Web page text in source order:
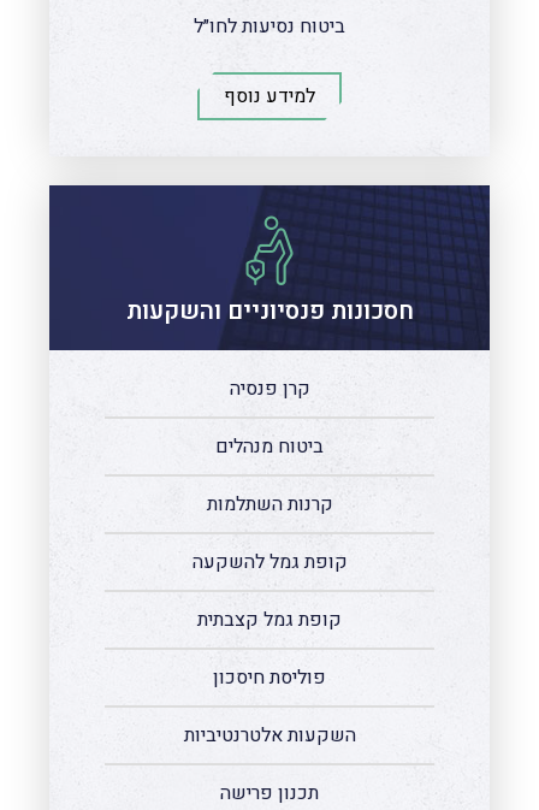
ביטוח נסיעות לחו״ל
למידע נוסף
חסכונות פנסיוניים והשקעות
קרן פנסיה
ביטוח מנהלים
קרנות השתלמות
קופת גמל להשקעה
קופת גמל קצבתית
פוליסת חיסכון
השקעות אלטרנטיביות
תכנון פרישה